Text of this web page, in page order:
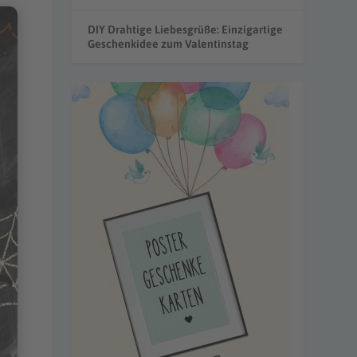
DIY Drahtige Liebesgrüße: Einzigartige
Geschenkidee zum Valentinstag